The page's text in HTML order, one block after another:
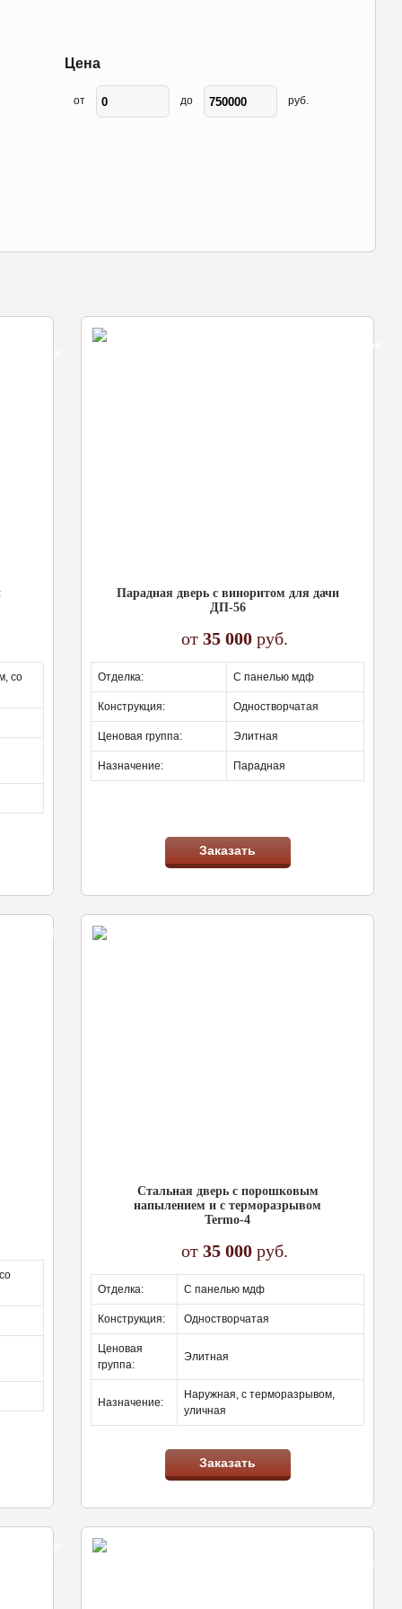
Цена
от до руб.
супер тихая
Парадная дверь с виноритом для дачи
ДП-56
от 35 000 руб.
отделка: с панелью мдф
конструкция: одностворчатая
ценовая группа: элитная
назначение: парадная
Заказать
Стальная дверь с порошковым
напылением и с терморазрывом
Termo-4
от 35 000 руб.
отделка: с панелью мдф
конструкция: одностворчатая
ценовая
группа:
элитная
назначение:
наружная, с терморазрывом,
уличная
Заказать
экономия